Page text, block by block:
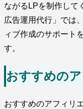
ながるLPを制作して
広告運用代行」では
ィブ作成のサポート
す。
おすすめの
おすすめのアフィリ